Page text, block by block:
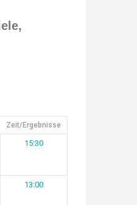
Zeit/Ergebnisse
15:30
13:00